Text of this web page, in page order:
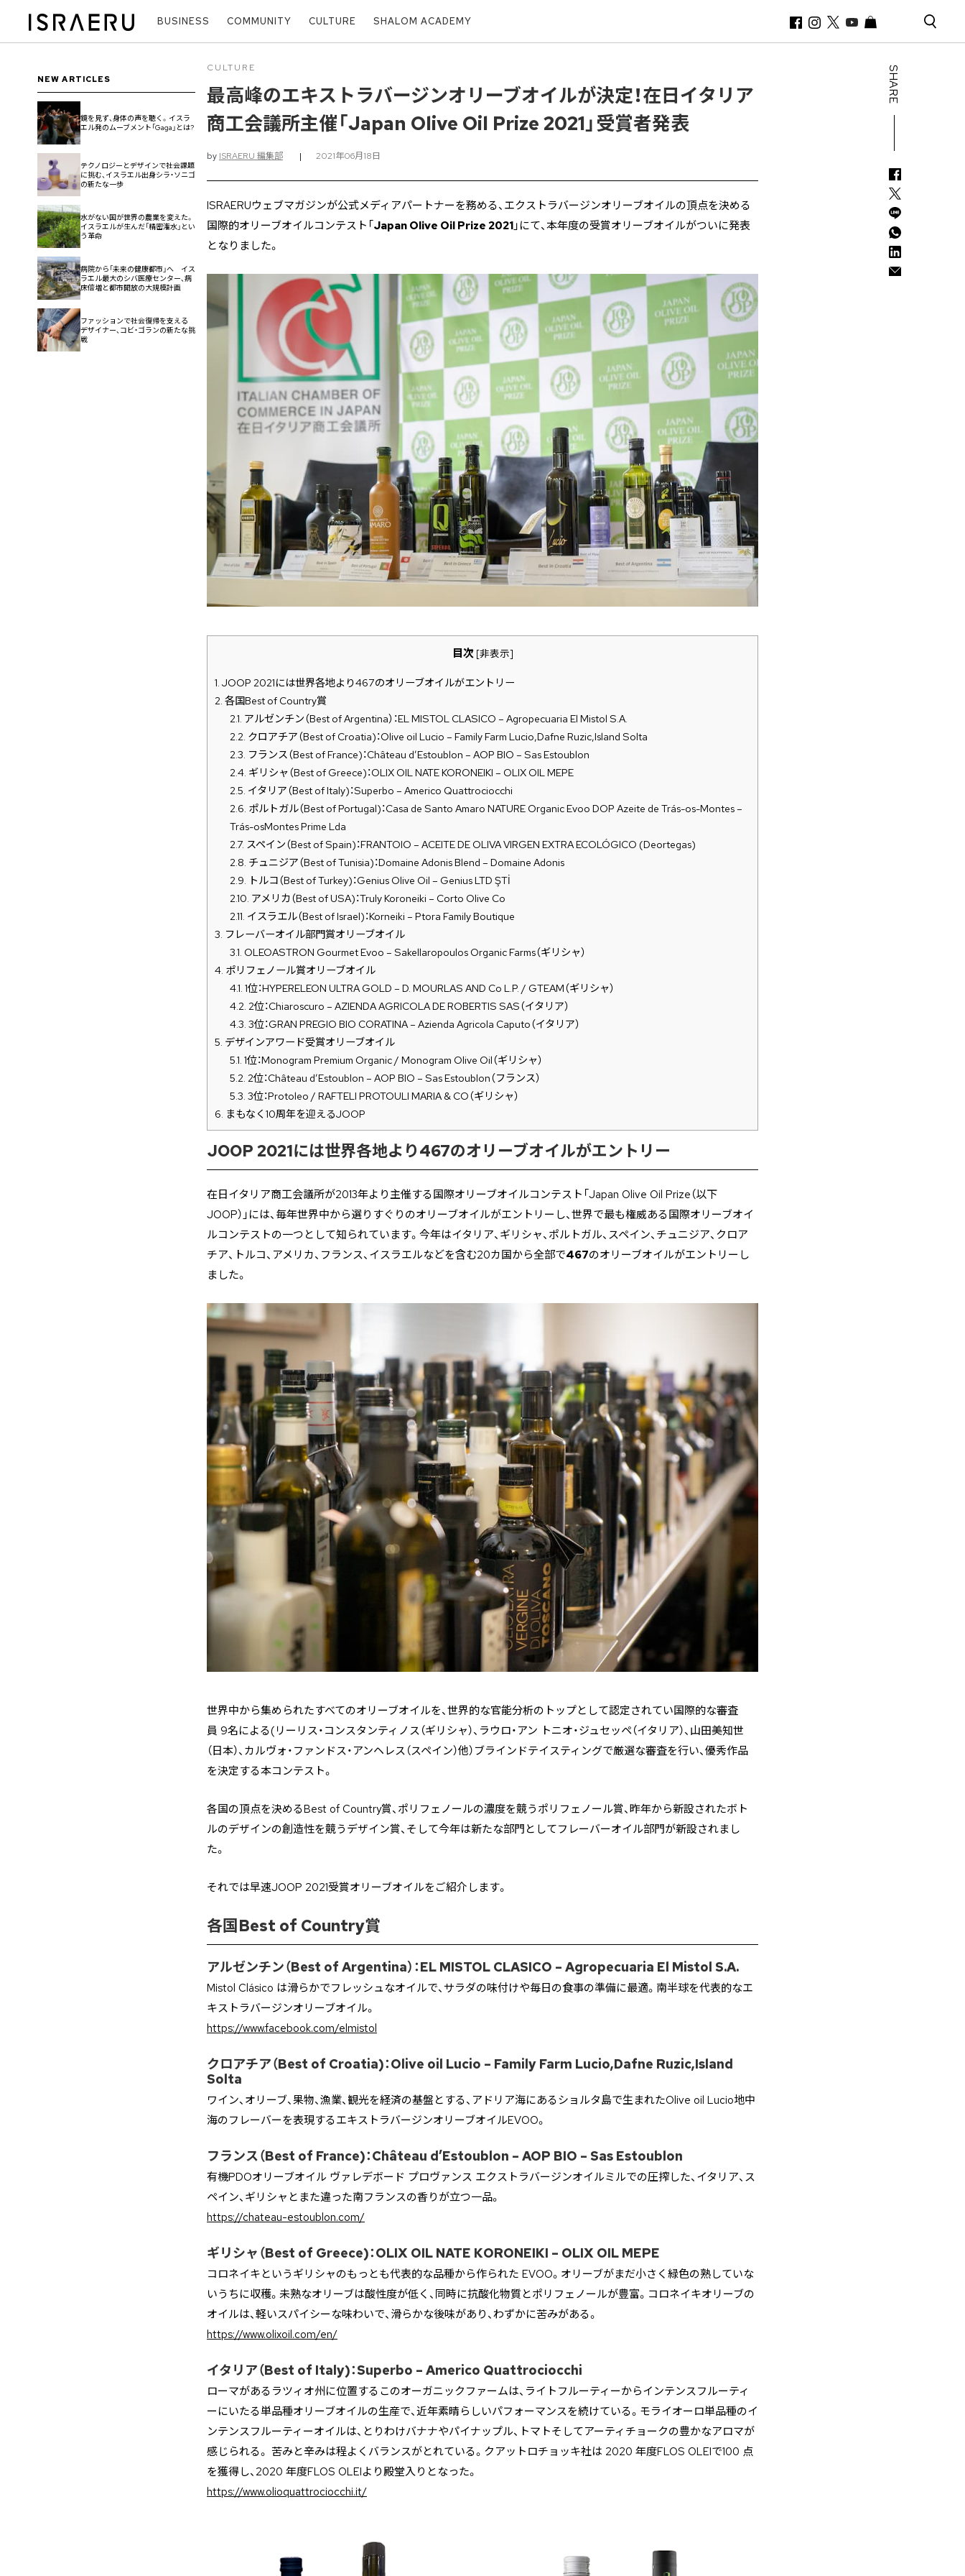
BUSINESS COMMUNITY CULTURE SHALOM ACADEMY
SHARE
NEW ARTICLES
鏡を見ず、身体の声を聴く。イスラ
エル発のムーブメント「Gaga」とは?
テクノロジーとデザインで社会課題
に挑む、イスラエル出身シラ・ソニゴ
の新たな一歩
水がない国が世界の農業を変えた。
イスラエルが生んだ「精密潅水」とい
う革命
病院から「未来の健康都市」へ イス
ラエル最大のシバ医療センター、病
床倍増と都市開放の大規模計画
ファッションで社会復帰を支える
デザイナー、コビ・ゴランの新たな挑
戦
CULTURE
最高峰のエキストラバージンオリーブオイルが決定！在日イタリア
商工会議所主催「Japan Olive Oil Prize 2021」受賞者発表
by ISRAERU 編集部 | 2021年06月18日
ISRAERUウェブマガジンが公式メディアパートナーを務める、エクストラバージンオリーブオイルの頂点を決める
国際的オリーブオイルコンテスト「 Japan Olive Oil Prize 2021」にて、本年度の受賞オリーブオイルがついに発表
となりました。
目次 [非表示]
1. JOOP 2021には世界各地より467のオリーブオイルがエントリー
2. 各国Best of Country賞
2.1. アルゼンチン（Best of Argentina）：EL MISTOL CLASICO – Agropecuaria El Mistol S.A.
2.2. クロアチア（Best of Croatia)：Olive oil Lucio – Family Farm Lucio,Dafne Ruzic,Island Solta
2.3. フランス（Best of France)：Château d’Estoublon – AOP BIO – Sas Estoublon
2.4. ギリシャ（Best of Greece)：OLIX OIL NATE KORONEIKI – OLIX OIL MEPE
2.5. イタリア（Best of Italy)：Superbo – Americo Quattrociocchi
2.6. ポルトガル（Best of Portugal)：Casa de Santo Amaro NATURE Organic Evoo DOP Azeite de Trás-os-Montes –
Trás-osMontes Prime Lda
2.7. スペイン（Best of Spain)：FRANTOIO – ACEITE DE OLIVA VIRGEN EXTRA ECOLÓGICO (Deortegas)
2.8. チュニジア（Best of Tunisia)：Domaine Adonis Blend – Domaine Adonis
2.9. トルコ（Best of Turkey)：Genius Olive Oil – Genius LTD ŞTİ
2.10. アメリカ（Best of USA)：Truly Koroneiki – Corto Olive Co
2.11. イスラエル（Best of Israel)：Korneiki – Ptora Family Boutique
3. フレーバーオイル部門賞オリーブオイル
3.1. OLEOASTRON Gourmet Evoo – Sakellaropoulos Organic Farms（ギリシャ）
4. ポリフェノール賞オリーブオイル
4.1. 1位：HYPERELEON ULTRA GOLD – D. MOURLAS AND Co L.P. / GTEAM（ギリシャ）
4.2. 2位：Chiaroscuro – AZIENDA AGRICOLA DE ROBERTIS SAS（イタリア）
4.3. 3位：GRAN PREGIO BIO CORATINA – Azienda Agricola Caputo（イタリア）
5. デザインアワード受賞オリーブオイル
5.1. 1位：Monogram Premium Organic / Monogram Olive Oil（ギリシャ）
5.2. 2位：Château d’Estoublon – AOP BIO – Sas Estoublon（フランス）
5.3. 3位：Protoleo / RAFTELI PROTOULI MARIA & CO（ギリシャ）
6. まもなく10周年を迎えるJOOP
JOOP 2021には世界各地より467のオリーブオイルがエントリー
在日イタリア商工会議所が2013年より主催する国際オリーブオイルコンテスト「Japan Olive Oil Prize（以下
JOOP）」には、毎年世界中から選りすぐりのオリーブオイルがエントリーし、世界で最も権威ある国際オリーブオイ
ルコンテストの一つとして知られています。今年はイタリア、ギリシャ、ポルトガル、スペイン、チュニジア、クロア
チア、トルコ、アメリカ、フランス、イスラエルなどを含む20カ国から全部で467のオリーブオイルがエントリーし
ました。
世界中から集められたすべてのオリーブオイルを、世界的な官能分析のトップとして認定されてい国際的な審査
員 9名による(リーリス・コンスタンティノス（ギリシャ）、ラウロ・アン トニオ・ジュセッペ（イタリア）、山田美知世
（日本）、カルヴォ・ファンドス・アンヘレス（スペイン）他）ブラインドテイスティングで厳選な審査を行い、優秀作品
を決定する本コンテスト。
各国の頂点を決めるBest of Country賞、ポリフェノールの濃度を競うポリフェノール賞、昨年から新設されたボト
ルのデザインの創造性を競うデザイン賞、そして今年は新たな部門としてフレーバーオイル部門が新設されまし
た。
それでは早速JOOP 2021受賞オリーブオイルをご紹介します。
各国Best of Country賞
アルゼンチン（Best of Argentina）：EL MISTOL CLASICO – Agropecuaria El Mistol S.A.
Mistol Clásico は滑らかでフレッシュなオイルで、サラダの味付けや毎日の食事の準備に最適。南半球を代表的なエ
キストラバージンオリーブオイル。
https://www.facebook.com/elmistol
クロアチア（Best of Croatia)：Olive oil Lucio – Family Farm Lucio,Dafne Ruzic,Island
Solta
ワイン、オリーブ、果物、漁業、観光を経済の基盤とする、アドリア海にあるショルタ島で生まれたOlive oil Lucio地中
海のフレーバーを表現するエキストラバージンオリーブオイルEVOO。
フランス（Best of France)：Château d’Estoublon – AOP BIO – Sas Estoublon
有機PDOオリーブオイル ヴァレデボード プロヴァンス エクストラバージンオイルミルでの圧搾した、イタリア、ス
ペイン、ギリシャとまた違った南フランスの香りが立つ一品。
https://chateau-estoublon.com/
ギリシャ（Best of Greece)：OLIX OIL NATE KORONEIKI – OLIX OIL MEPE
コロネイキというギリシャのもっとも代表的な品種から作られた EVOO。オリーブがまだ小さく緑色の熟していな
いうちに収穫。未熟なオリーブは酸性度が低く、同時に抗酸化物質とポリフェノールが豊富。コロネイキオリーブの
オイルは、軽いスパイシーな味わいで、滑らかな後味があり、わずかに苦みがある。
https://www.olixoil.com/en/
イタリア（Best of Italy)：Superbo – Americo Quattrociocchi
ローマがあるラツィオ州に位置するこのオーガニックファームは、ライトフルーティーからインテンスフルーティ
ーにいたる単品種オリーブオイルの生産で、近年素晴らしいパフォーマンスを続けている。モライオーロ単品種のイ
ンテンスフルーティーオイルは、とりわけバナナやパイナップル、トマトそしてアーティチョークの豊かなアロマが
感じられる。 苦みと辛みは程よくバランスがとれている。クアットロチョッキ社は 2020 年度FLOS OLEIで100 点
を獲得し、2020 年度FLOS OLEIより殿堂入りとなった。
https://www.olioquattrociocchi.it/